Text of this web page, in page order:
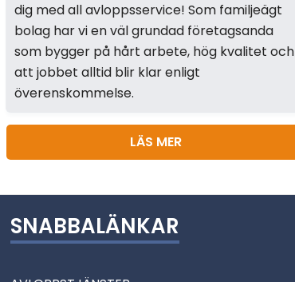
dig med all avloppsservice! Som familjeägt
bolag har vi en väl grundad företagsanda
som bygger på hårt arbete, hög kvalitet och
att jobbet alltid blir klar enligt
överenskommelse.
LÄS MER
SNABBALÄNKAR